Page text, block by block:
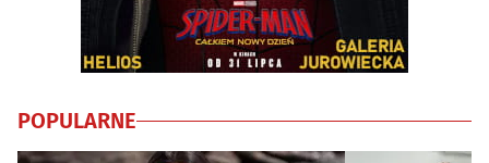
POPULARNE